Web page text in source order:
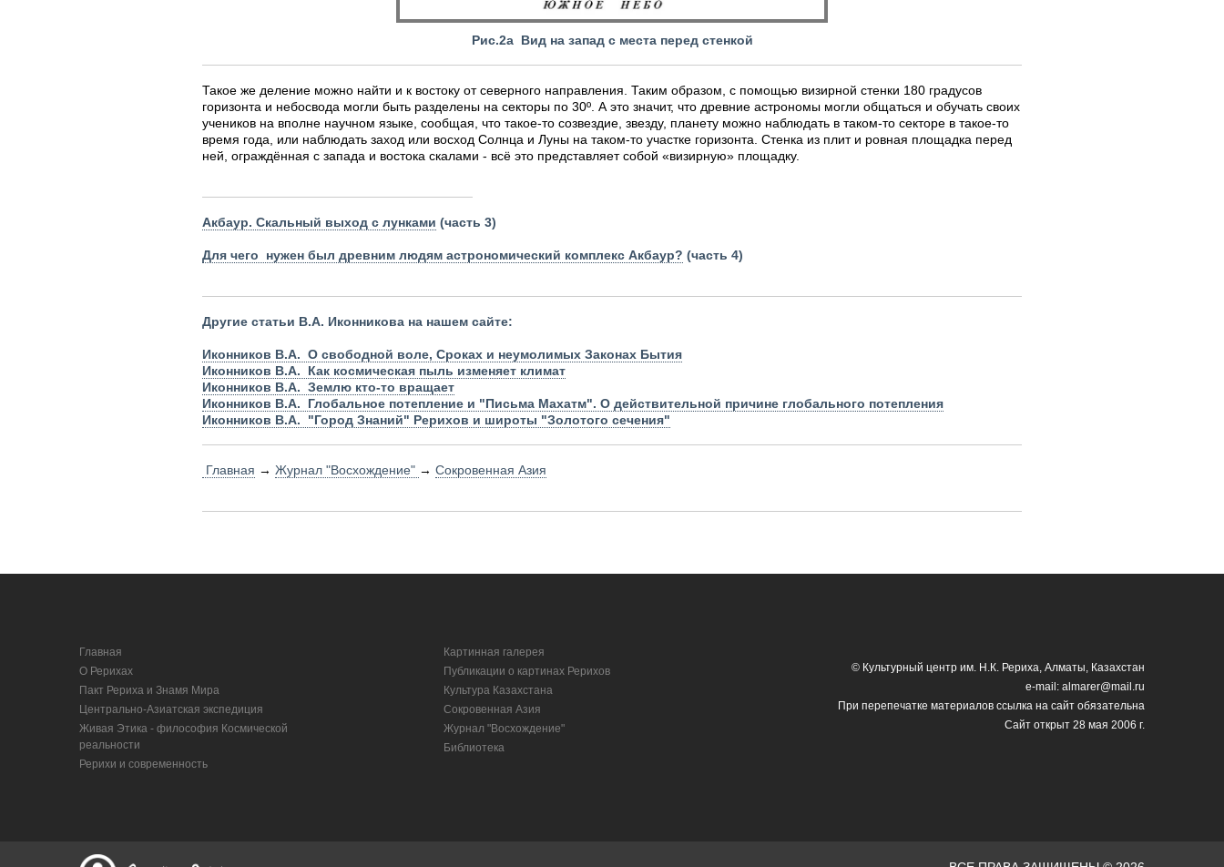
Рис.2а Вид на запад с места перед стенкой
Такое же деление можно найти и к востоку от северного направления. Таким образом, с помощью визирной стенки 180 градусов
горизонта и небосвода могли быть разделены на секторы по 30º. А это значит, что древние астрономы могли общаться и обучать своих
учеников на вполне научном языке, сообщая, что такое-то созвездие, звезду, планету можно наблюдать в таком-то секторе в такое-то
время года, или наблюдать заход или восход Солнца и Луны на таком-то участке горизонта. Стенка из плит и ровная площадка перед
ней, ограждённая с запада и востока скалами - всё это представляет собой «визирную» площадку.
Акбаур. Скальный выход с лунками (часть 3)
Для чего нужен был древним людям астрономический комплекс Акбаур? (часть 4)
Другие статьи В.А. Иконникова на нашем сайте:
Иконников В.А. О свободной воле, Сроках и неумолимых Законах Бытия
Иконников В.А. Как космическая пыль изменяет климат
Иконников В.А. Землю кто-то вращает
Иконников В.А. Глобальное потепление и "Письма Махатм". О действительной причине глобального потепления
Иконников В.А. "Город Знаний" Рерихов и широты "Золотого сечения"
Главная → Журнал "Восхождение" → Сокровенная Азия
Главная
О Рерихах
Пакт Рериха и Знамя Мира
Центрально-Азиатская экспедиция
Живая Этика - философия Космической
реальности
Рерихи и современность
Картинная галерея
Публикации о картинах Рерихов
Культура Казахстана
Сокровенная Азия
Журнал "Восхождение"
Библиотека
© Культурный центр им. Н.К. Рериха, Алматы, Казахстан
e-mail: almarer@mail.ru
При перепечатке материалов ссылка на сайт обязательна
Сайт открыт 28 мая 2006 г.